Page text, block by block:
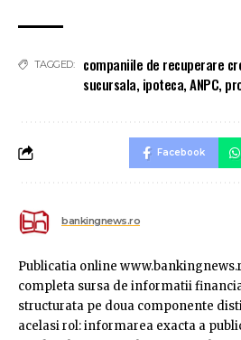
TAGGED: companiile de recuperare
sucursala, ipoteca,ANPC,
Facebook
bankingnews.ro
Publicatia online
completa sursa de informatii
structurata pe doua componente
acelasi rol: informarea exacta a